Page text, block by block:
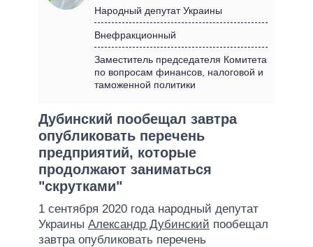
ОБЗОРЫ
ДАЙДЖЕСТЫ
ПРЕЗИДЕНТ И ОФИС
КАБИНЕТ МИНИСТРОВ
ГЛАВЫ ОБЛАДМИНИСТРАЦИЙ
ВИДЕО
ПОДДЕРЖАТЬ
СРАВНЕНИЕ ПОЛИТИКОВ
Народный депутат Украины
Внефракционный
Заместитель председателя Комитета
по вопросам финансов, налоговой и
таможенной политики
Дубинский пообещал завтра
опубликовать перечень
предприятий, которые
продолжают заниматься
"скрутками"
1 сентября 2020 года народный депутат
Украины Александр Дубинский пообещал
завтра опубликовать перечень